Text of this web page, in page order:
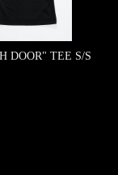
DOOR" TEE S/S